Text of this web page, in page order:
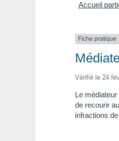
Accueil
Fiche pratique
Vérifié le 24
Le
de recourir
infractions